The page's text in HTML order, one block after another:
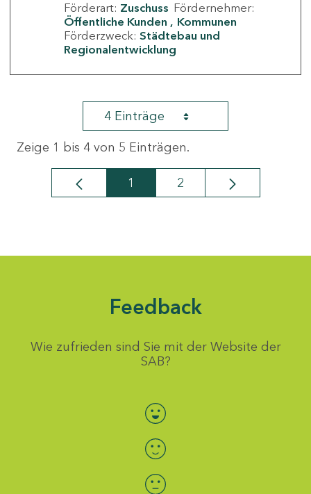
Förderart: Zuschuss Fördernehmer:
Öffentliche Kunden
Kommunen
Förderzweck: Städtebau und
Regionalentwicklung
4 Einträge
Zeige 1 bis 4 von 5 Einträgen.
Seite
1 Seite
2
Feedback
Wie zufrieden sind Sie mit der Website der
SAB?
Bewertung auswählen